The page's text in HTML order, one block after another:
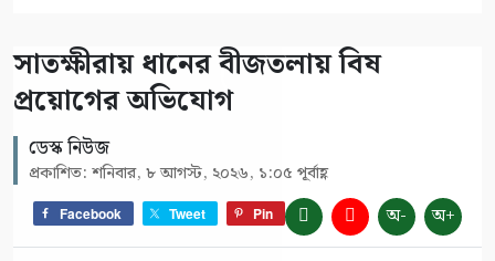
সাতক্ষীরায় ধানের বীজতলায় বিষ
প্রয়োগের অভিযোগ
ডেস্ক নিউজ
প্রকাশিত: শনিবার, ৮ আগস্ট, ২০২৬, ১:০৫ পূর্বাহ্ণ
Facebook Tweet Pin অ- অ+